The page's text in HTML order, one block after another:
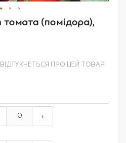
томата (помідора),
ПРО ЦЕЙ ТОВАР
+